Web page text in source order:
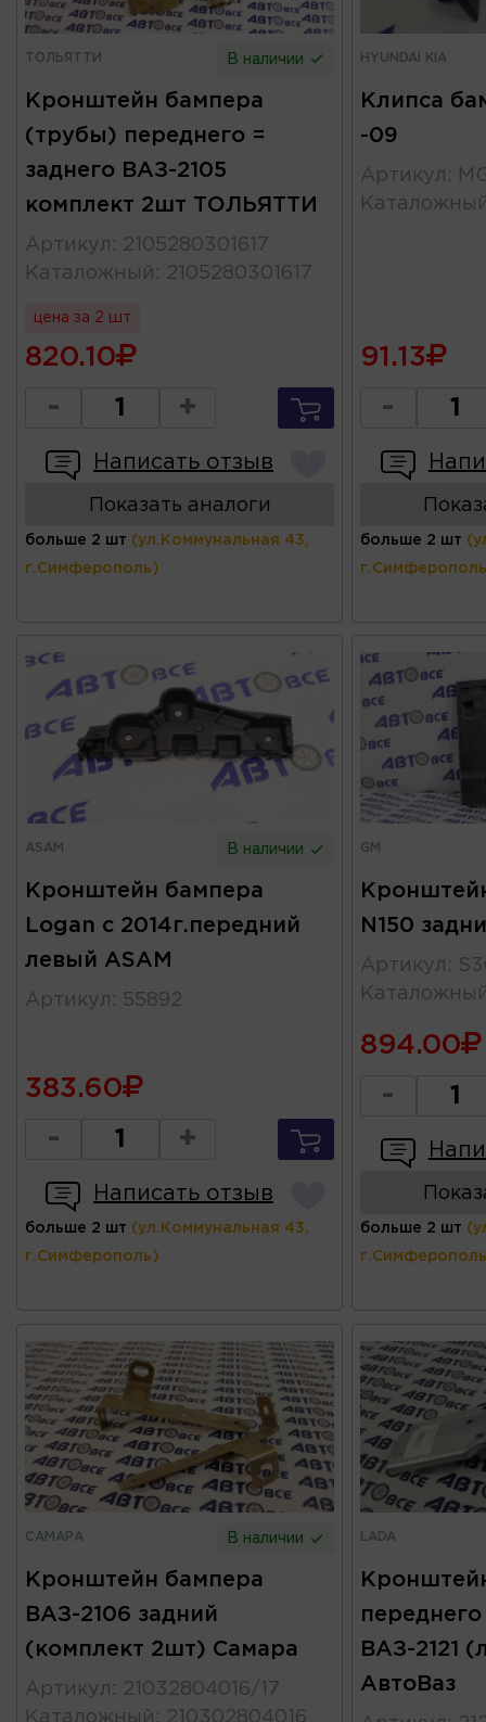
ТОЛЬЯТТИ В наличии
Кронштейн бампера
(трубы) переднего =
заднего ВАЗ-2105
комплект 2шт ТОЛЬЯТТИ
Артикул : 2105280301617
Каталожный : 2105280301617
цена за 2 шт
820.10
- +
Написать отзыв
Показать аналоги
больше 2 шт (ул.Коммунальная 43,
г.Симферополь)
HYUNDAI KIA
Клипса
-09
Артикул :
91.13
-
больше 2 шт
ASAM В наличии
Кронштейн бампера
Logan с 2014г.передний
левый ASAM
Артикул : 55892
383.60
- +
Написать отзыв
больше 2 шт (ул.Коммунальная 43,
г.Симферополь)
GM
N150
Артикул :
894.00
-
больше 2 шт
САМАРА В наличии
Кронштейн бампера
ВАЗ-2106 задний
(комплект 2шт) Самара
Артикул : 21032804016/17
Каталожный : 210302804016
LADA
ВАЗ-2121
АвтоВаз